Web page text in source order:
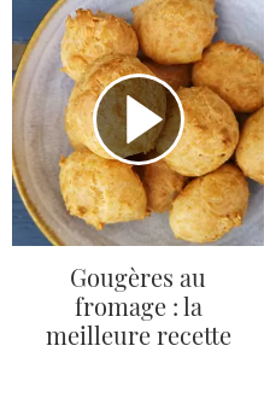
Gougères au
fromage : la
meilleure recette